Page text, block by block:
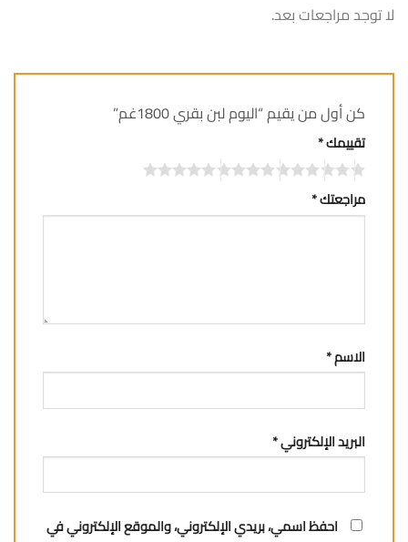
لا توجد مراجعات بعد.
كن أول من يقيم “اليوم لبن بقري 1800غم”
تقييمك*
مراجعتك*
الاسم*
البريد الإلكتروني*
احفظ اسمي، بريدي الإلكتروني، والموقع الإلكتروني في